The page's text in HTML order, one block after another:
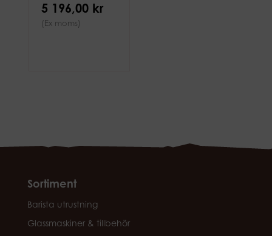
5 196,00 kr
(Ex moms)
Sortiment
Barista utrustning
Glassmaskiner & tillbehör